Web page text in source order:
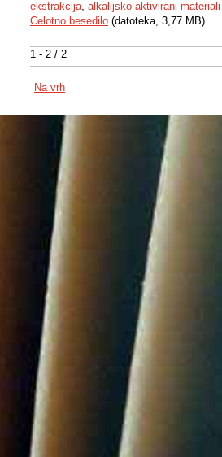
1 - 2 / 2
ekstrakcija, alkalijsko aktivirani
Celotno besedilo (datoteka, 3,77 MB)
Na vrh